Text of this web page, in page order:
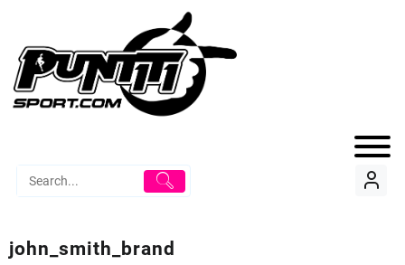
john_smith_brand